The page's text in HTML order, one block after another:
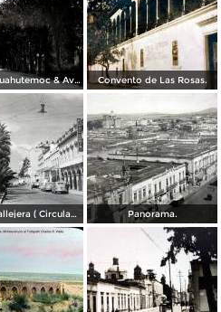
Bosque Cuahutemoc & Ave Justo Mendoza. Convento de Las Rosas.
Escena Callejera ( Circulada el 21 de Agosto de 1946 ). Panorama.